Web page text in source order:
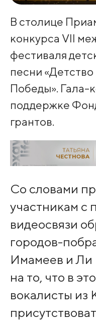
В столице
конкурса Vll
фестиваля
песни
Победы». Гала-
поддержке
грантов.
Со словами
участникам
видеосвязи
городов-
Имамеев и
на то, что в
вокалисты из